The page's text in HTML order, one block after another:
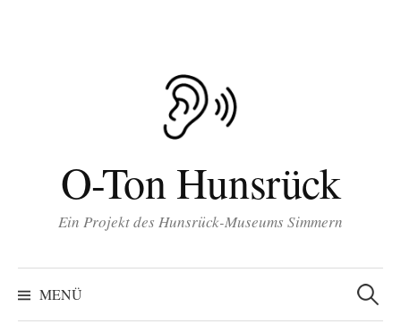
O-Ton Hunsrück
Ein Projekt des Hunsrück-Museums Simmern
MENÜ
Suchen
nach: